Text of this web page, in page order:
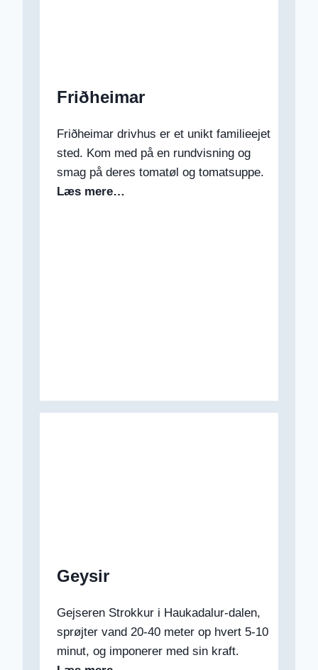
Friðheimar
Friðheimar drivhus er et unikt familieejet
sted. Kom med på en rundvisning og
smag på deres tomatøl og tomatsuppe.
Læs mere…
Geysir
Gejseren Strokkur i Haukadalur-dalen,
sprøjter vand 20-40 meter op hvert 5-10
minut, og imponerer med sin kraft.